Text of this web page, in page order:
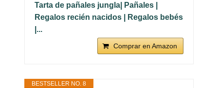
Tarta de pañales jungla| Pañales |
Regalos recién nacidos | Regalos bebés
|...
Comprar en Amazon
BESTSELLER NO. 8